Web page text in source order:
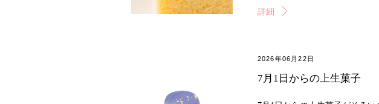
詳細
2026年06月22日
7月1日からの上生菓子